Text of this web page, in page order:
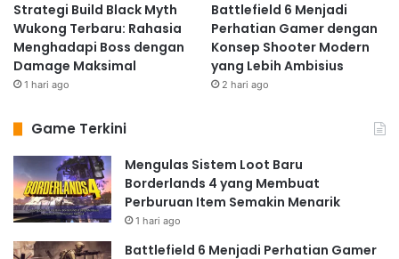
Strategi Build Black Myth
Wukong Terbaru: Rahasia
Menghadapi Boss dengan
Damage Maksimal
1 hari ago
Battlefield 6 Menjadi
Perhatian Gamer dengan
Konsep Shooter Modern
yang Lebih Ambisius
2 hari ago
Game Terkini
Mengulas Sistem Loot Baru
Borderlands 4 yang Membuat
Perburuan Item Semakin Menarik
1 hari ago
Battlefield 6 Menjadi Perhatian Gamer